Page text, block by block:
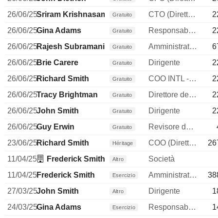
26/06/25Sriram Krishnasamy Gratuito CTO (Direttore tecnico)
26/06/25Gina Adams Gratuito Responsabile affari legali
26/06/25Rajesh SubramaniamGratuito Amministratore delegato
26/06/25Brie Carere Gratuito Dirigente
26/06/25Richard Smith Gratuito COO INTL - CEO Airline FEC
26/06/25Tracy Brightman Gratuito Direttore delle risorse umane
26/06/25John Smith Gratuito Dirigente
26/06/25Guy Erwin Gratuito Revisore dei conti / collegio sindacale
23/06/25Richard Smith Héritage COO (Direttore operativo)
11/04/25
Frederick Smith Enterprises Co., Inc.
Altro
Società
11/04/25Frederick Smith Esercizio Amministratore delegato
27/03/25John Smith Altro Dirigente
24/03/25Gina Adams Esercizio Responsabile affari legali